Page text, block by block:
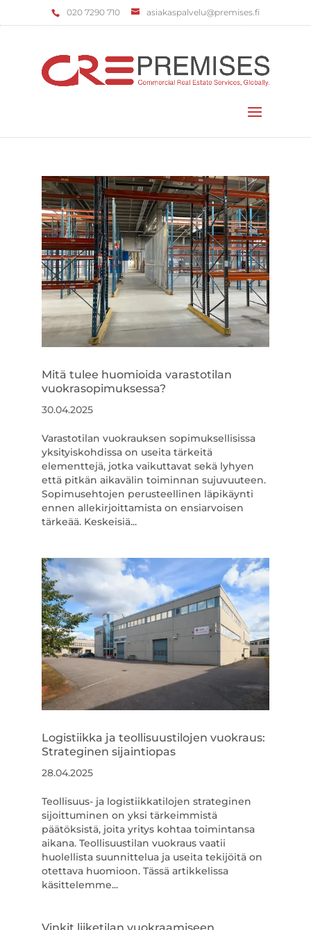
‌020 7290 710 asiakaspalvelu@premises.fi
Mitä tulee huomioida varastotilan
vuokrasopimuksessa?
30.04.2025
Varastotilan vuokrauksen sopimuksellisissa
yksityiskohdissa on useita tärkeitä
elementtejä, jotka vaikuttavat sekä lyhyen
että pitkän aikavälin toiminnan sujuvuuteen.
Sopimusehtojen perusteellinen läpikäynti
ennen allekirjoittamista on ensiarvoisen
tärkeää. Keskeisiä...
Logistiikka ja teollisuustilojen vuokraus:
Strateginen sijaintiopas
28.04.2025
Teollisuus- ja logistiikkatilojen strateginen
sijoittuminen on yksi tärkeimmistä
päätöksistä, joita yritys kohtaa toimintansa
aikana. Teollisuustilan vuokraus vaatii
huolellista suunnittelua ja useita tekijöitä on
otettava huomioon. Tässä artikkelissa
käsittelemme...